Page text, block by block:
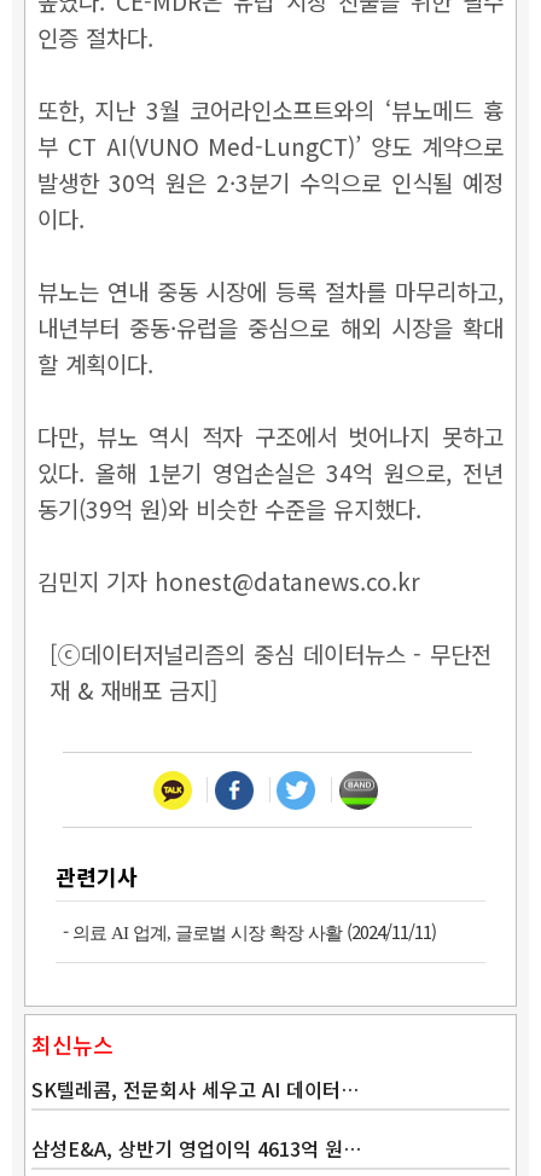
인증 절차다.
또한, 지난 3월 코어라인소프트와의 ‘뷰노메드 흉
부 CT AI(VUNO Med-LungCT)’ 양도 계약으로
발생한 30억 원은 2·3분기 수익으로 인식될 예정
이다.
뷰노는 연내 중동 시장에 등록 절차를 마무리하고,
내년부터 중동·유럽을 중심으로 해외 시장을 확대
할 계획이다.
다만, 뷰노 역시 적자 구조에서 벗어나지 못하고
있다. 올해 1분기 영업손실은 34억 원으로, 전년
동기(39억 원)와 비슷한 수준을 유지했다.
김민지 기자 honest@datanews.co.kr
[ⓒ데이터저널리즘의 중심 데이터뉴스 - 무단전
재 & 재배포 금지]
관련기사
- 의료 AI 업계, 글로벌 시장 확장 사활(2024/11/11)
최신뉴스
SK텔레콤, 전문회사 세우고 AI 데이터…
삼성E&A, 상반기 영업이익 4613억 원…